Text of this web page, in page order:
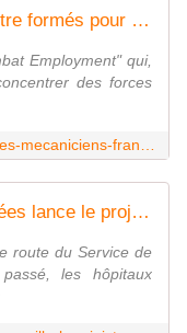
Des mécaniciens français vont être formés pour intervenir sur des Eurofighter italiens et espagnols - Zone Militaire
Employment" qui,
des forces
Marseille : Le ministère des Armées lance le projet du futur hôpital national d'instruction des armées - Zone Militaire
route du Service de
les hôpitaux